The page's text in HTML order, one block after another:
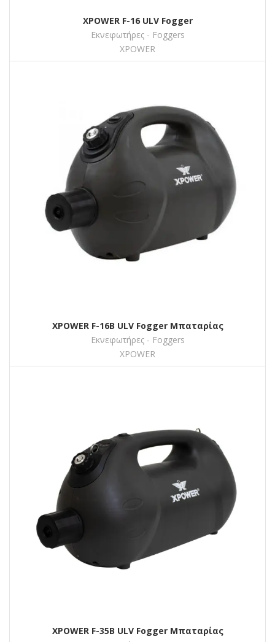
XPOWER F-16 ULV Fogger
Εκνεφωτήρες - Foggers
XPOWER
XPOWER F-16Β ULV Fogger Μπαταρίας
Εκνεφωτήρες - Foggers
XPOWER
XPOWER F-35Β ULV Fogger Μπαταρίας